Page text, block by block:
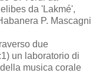
da 'Lakmé',
P. Mascagni
due
un laboratorio di
musica corale